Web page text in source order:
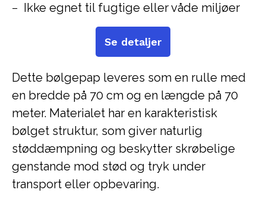
Dette bølgepap leveres som en rulle med
en bredde på 70 cm og en længde på 70
meter. Materialet har en karakteristisk
bølget struktur, som giver naturlig
støddæmpning og beskytter skrøbelige
genstande mod stød og tryk under
transport eller opbevaring.
Ikke egnet til fugtige eller våde miljøer
Se detaljer